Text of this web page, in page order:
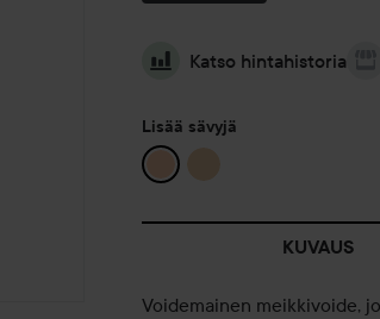
Katso hintahistoria
Lisää sävyjä
KUVAUS
Voidemainen meikkivoide,